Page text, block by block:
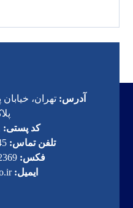
آدرس: تهران،
کد پستی:
تلفن تماس: 91313545-21-98+
فکس: 22582369-21-98+
ایمیل: info@hapico.ir